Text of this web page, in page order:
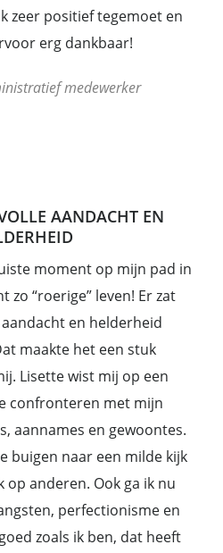
zeer positief tegemoet en
erg dankbaar!
medewerker
AANDACHT EN
moment op mijn pad in
zo “roerige” leven! Er zat
en helderheid
maakte het een stuk
Lisette wist mij op een
confronteren met mijn
aannames en gewoontes.
buigen naar een milde kijk
op anderen. Ook ga ik nu
perfectionisme en
zoals ik ben, dat heeft